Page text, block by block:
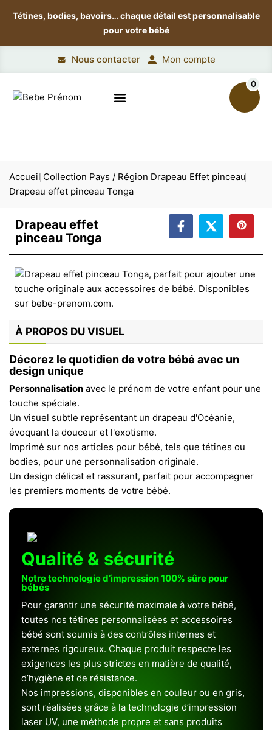
Tétines, bodies, bavoirs…chaque détail est personnalisable
pour votre bébé
Nous contacter Mon compte
0
Accueil Collection Pays / Région Drapeau Effet pinceau
Drapeau effet pinceau Tonga
Drapeau effet
pinceau Tonga
À PROPOS DU VISUEL
Décorez le quotidien de votre bébé avec un
design unique
Personnalisation avec le prénom de votre enfant pour une
touche spéciale.
Un visuel subtle représentant un drapeau d'Océanie,
évoquant la douceur et l'exotisme.
Imprimé sur nos articles pour bébé, tels que tétines ou
bodies, pour une personnalisation originale.
Un design délicat et rassurant, parfait pour accompagner
les premiers moments de votre bébé.
Qualité & sécurité
Notre technologie d’impression 100% sûre pour
bébés
Pour garantir une sécurité maximale à votre bébé,
toutes nos tétines personnalisées et accessoires
bébé sont soumis à des contrôles internes et
externes rigoureux. Chaque produit respecte les
exigences les plus strictes en matière de qualité,
d’hygiène et de résistance.
Nos impressions, disponibles en couleur ou en gris,
sont réalisées grâce à la technologie d’impression
laser UV, une méthode propre et sans produits